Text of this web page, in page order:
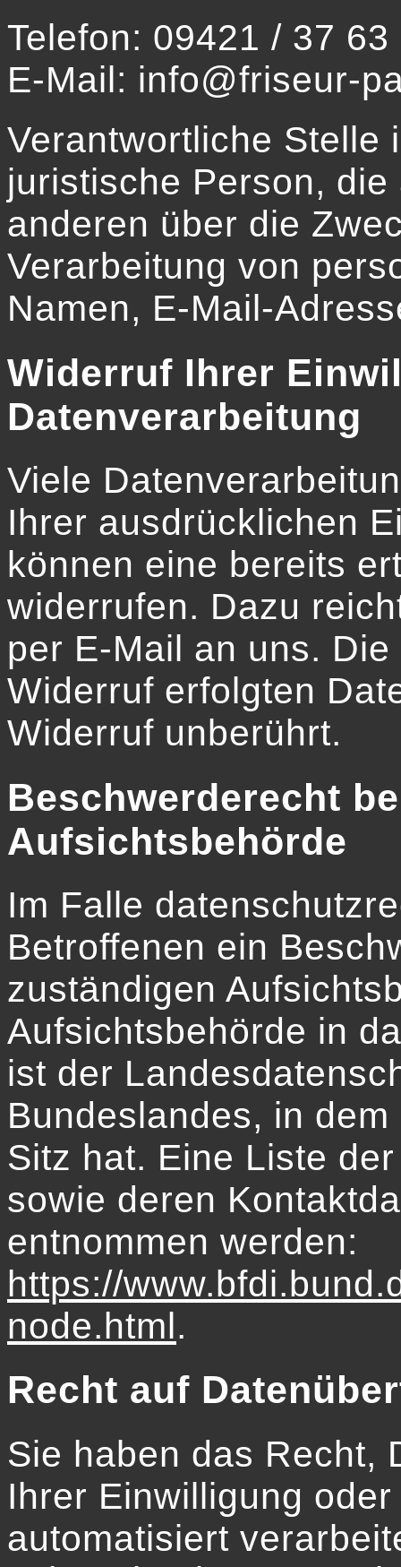
Telefon: 09421 / 37 63
E-Mail: info@friseur-
Verantwortliche Stelle
juristische Person,
anderen über die
Verarbeitung von
Namen, E-Mail-
Widerruf Ihrer
Datenverarbeitung
Viele
Ihrer ausdrücklichen
können eine bereits
widerrufen. Dazu
per E-Mail an uns.
Widerruf erfolgten
Widerruf unberührt.
Beschwerderecht
Aufsichtsbehörde
Im Falle
Betroffenen ein
zuständigen
Aufsichtsbehörde in
ist der
Bundeslandes, in
Sitz hat. Eine Liste
sowie deren
entnommen werden:
https://
node.html.
Recht auf
Sie haben das Recht,
Ihrer Einwilligung
automatisiert